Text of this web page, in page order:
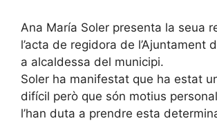
Ana María Soler presenta la seua
l’acta de regidora de l’Ajuntament
a alcaldessa del municipi.
Soler ha manifestat que ha estat
difícil però que són motius
l’han duta a prendre esta